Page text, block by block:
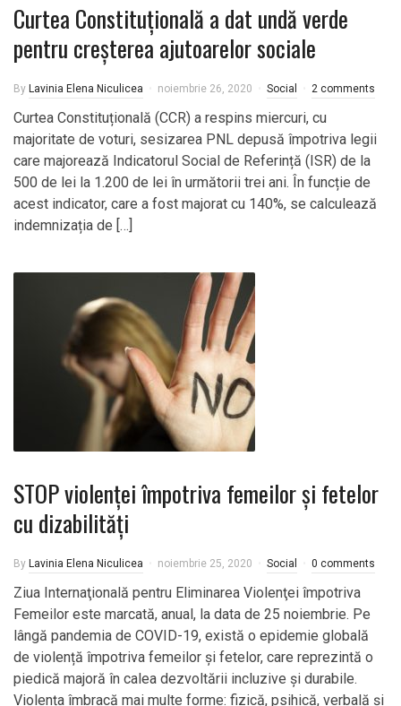
Curtea Constituțională a dat undă verde
pentru creșterea ajutoarelor sociale
By Lavinia Elena Niculicea noiembrie 26, 2020 Social 2 comments
Curtea Constituțională (CCR) a respins miercuri, cu
majoritate de voturi, sesizarea PNL depusă împotriva legii
care majorează Indicatorul Social de Referință (ISR) de la
500 de lei la 1.200 de lei în următorii trei ani. În funcție de
acest indicator, care a fost majorat cu 140%, se calculează
indemnizația de […]
STOP violenței împotriva femeilor și fetelor
cu dizabilități
By Lavinia Elena Niculicea noiembrie 25, 2020 Social 0 comments
Ziua Internaţională pentru Eliminarea Violenţei împotriva
Femeilor este marcată, anual, la data de 25 noiembrie. Pe
lângă pandemia de COVID-19, există o epidemie globală
de violență împotriva femeilor și fetelor, care reprezintă o
piedică majoră în calea dezvoltării incluzive și durabile.
Violența îmbracă mai multe forme: fizică, psihică, verbală și